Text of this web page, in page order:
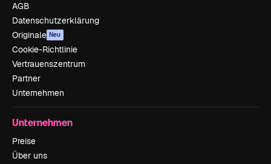
AGB
Datenschutzerklärung
Originale Neu
Cookie-Richtlinie
Vertrauenszentrum
Partner
Unternehmen
Unternehmen
Preise
Über uns